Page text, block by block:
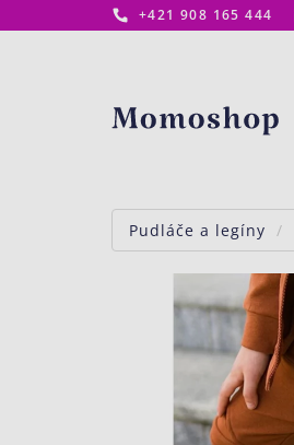
+421 908 165 444
www.momoshop.sk
Pudláče a legíny